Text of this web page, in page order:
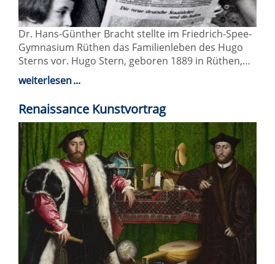
Dr. Hans-Günther Bracht stellte im Friedrich-Spee-
Gymnasium Rüthen das Familienleben des Hugo
Sterns vor. Hugo Stern, geboren 1889 in Rüthen,…
weiterlesen
Renaissance Kunstvortrag